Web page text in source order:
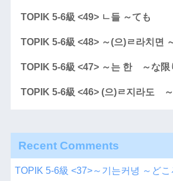
TOPIK 5-6級 <49> ㄴ들 ～ても
TOPIK 5-6級 <48> ～(으)ㄹ라치면
TOPIK 5-6級 <47> ～는 한 ～な限
TOPIK 5-6級 <46> (으)ㄹ지라도
Recent Comments
TOPIK 5-6級 <37>～기는커녕 ～どこ